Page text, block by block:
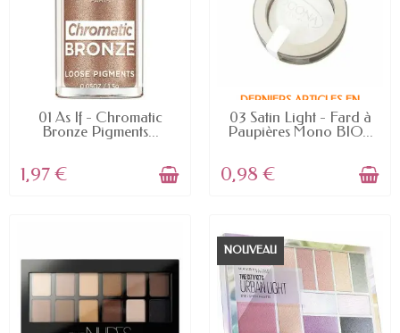
EN STOCK
01 As If - Chromatic
Bronze Pigments...
1,97 €
DERNIERS ARTICLES EN
STOCK
03 Satin Light - Fard à
Paupières Mono BIO...
0,98 €
NOUVEAU